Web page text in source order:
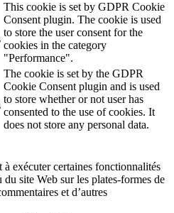
This cookie is set by GDPR Cookie
Consent plugin. The cookie is used
to store the user consent for the
cookies in the category
"Performance".
The cookie is set by the GDPR
Cookie Consent plugin and is used
to store whether or not user has
consented to the use of cookies. It
does not store any personal data.
exécuter certaines fonctionnalités
site Web sur les plates-formes de
et d’autres